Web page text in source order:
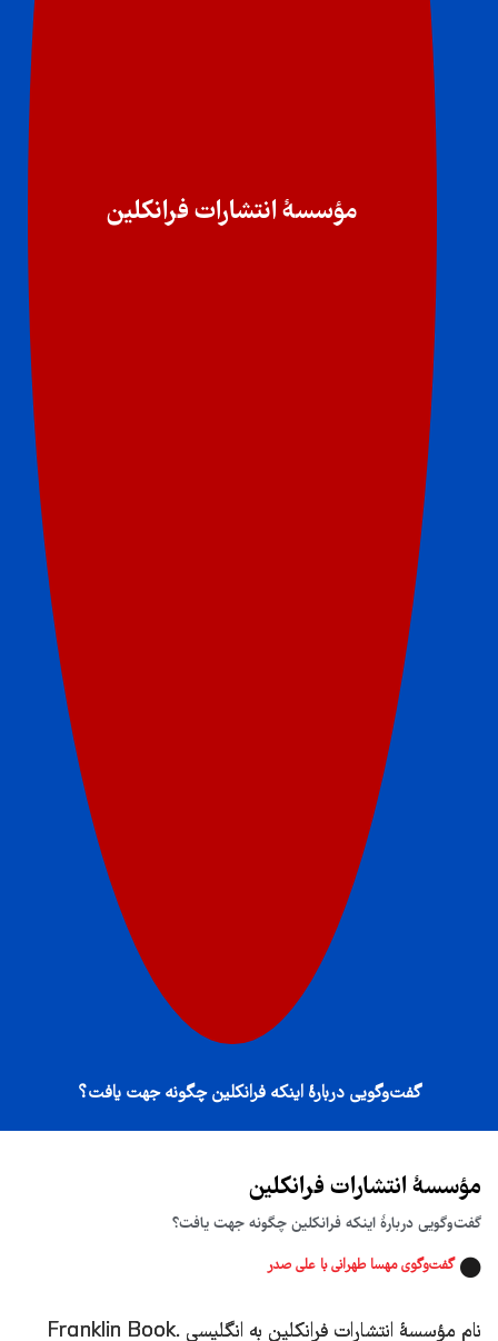
مؤسسهٔ انتشارات فرانکلین
گفت‌وگویی دربارهٔ اینکه فرانکلین چگونه جهت یافت؟
مؤسسهٔ انتشارات فرانکلین
گفت‌وگویی دربارهٔ اینکه فرانکلین چگونه جهت یافت؟
گفت‌‌‌وگوی مهسا طهرانی با علی صدر
نام مؤسسۀ انتشارات فرانکلین به انگلیسی .Franklin Book